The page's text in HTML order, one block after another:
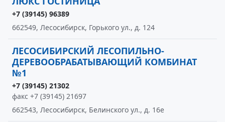
+7 (39145) 96389
662549, Лесосибирск, Горького ул., д. 124
ЛЕСОСИБИРСКИЙ ЛЕСОПИЛЬНО-
ДЕРЕВООБРАБАТЫВАЮЩИЙ КОМБИНАТ
№1
+7 (39145) 21302
факс +7 (39145) 21697
662543, Лесосибирск, Белинского ул., д. 16е